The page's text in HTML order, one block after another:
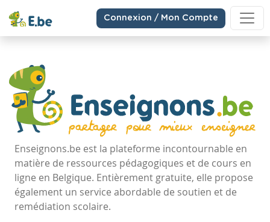
Connexion / Mon Compte
Enseignons.be est la plateforme incontournable en
matière de ressources pédagogiques et de cours en
ligne en Belgique. Entièrement gratuite, elle propose
également un service abordable de soutien et de
remédiation scolaire.